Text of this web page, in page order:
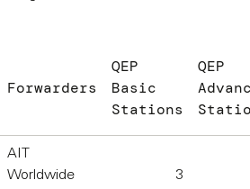
Forwarders
QEP
Basic
Stations
QEP
AIT
Worldwide
3